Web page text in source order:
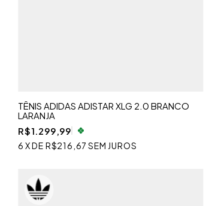
TÊNIS ADIDAS ADISTAR XLG 2.0 BRANCO
LARANJA
R$1.299,99
6 XDE R$216,67 SEM JUROS